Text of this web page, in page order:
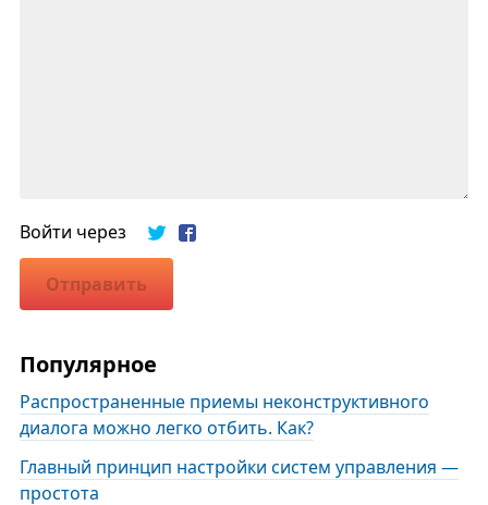
Войти через
Отправить
Популярное
Распространенные приемы неконструктивного
диалога можно легко отбить. Как?
Главный принцип настройки систем управления —
простота